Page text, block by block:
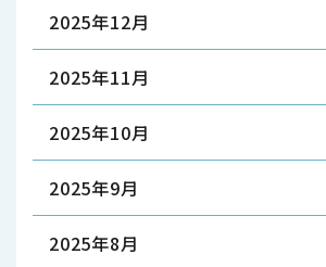
2025年12月
2025年11月
2025年10月
2025年9月
2025年8月